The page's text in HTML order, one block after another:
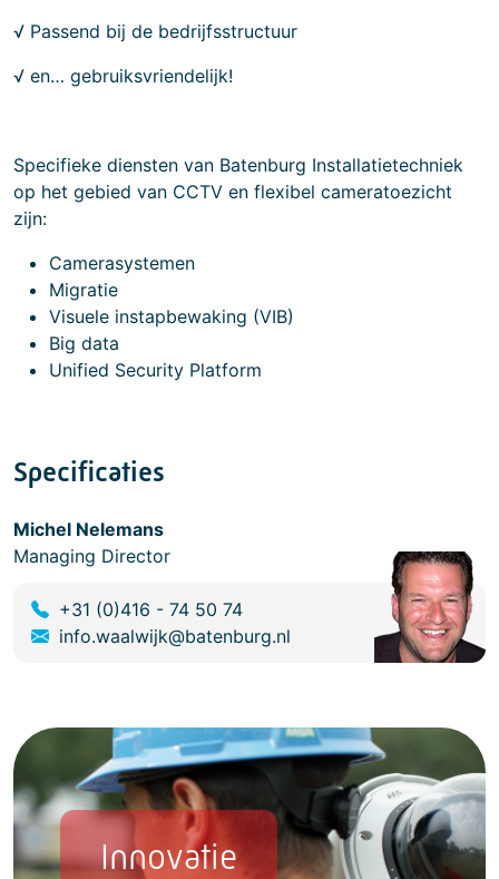
√ Passend bij de bedrijfsstructuur
√ en… gebruiksvriendelijk!
Specifieke diensten van Batenburg Installatietechniek
op het gebied van CCTV en flexibel cameratoezicht
zijn:
Camerasystemen
Migratie
Visuele instapbewaking (VIB)
Big data
Unified Security Platform
Specificaties
Michel Nelemans
Managing Director
+31 (0)416 - 74 50 74
info.waalwijk@batenburg.nl
Innovatie